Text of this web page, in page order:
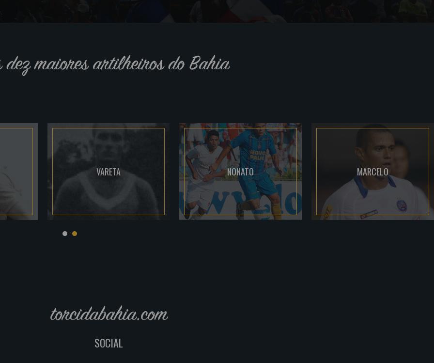
dez maiores artilheiros do Bahia
VARETA NONATO MARCELO
torcidabahia.com
SOCIAL